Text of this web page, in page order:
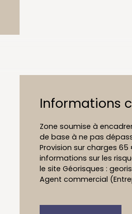
Informations
Zone soumise à
de base à ne pas
Provision sur charges 65
informations sur les
le site Géorisques :
Agent commercial